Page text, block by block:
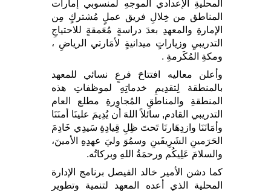
المحليةِ الإعدادي الموجهِ لمنسوبي إمارات
المناطق من خِلالِ فريق عملٍ مُشتركٍ مِن
الإمارةِ والمعهدِ بعدَ دراسةٍ مُعَمقةٍ للاحتياجِ
التدريبيِ وزياراتٍ ميدانيةٍ لأمَارتي الرياضِ ،
ومكةِ المُكَرمةِ .
وأعلن معاليه افتتاحَ فرعٍ نسائي للمعهد
بالمنطقة لِتقدِيمِ خدماتِهِ لموظفاتِ هذه
المنطقةِ والمناطقِ المُجاوِرةِ مطلع العام
التدريبي القادم, سائلاً اللهَ أن يُدِيمَ علينَا أمنَنَا
وأمَانَنَا وازدِهَارنَا تَحتَ ظِلِ قِيادِةِ سَيدِي خَادِمَ
الحَرَمينِ الشَرِيفَينِ وسمُوَ وليَ عهدِهِ الأمينَ،
والسلامَ عَلِيكُم ورحمَةُ اللهِ وبركاتُه.
كما دشن الأمير خالد الفيصل برنامج الإدارة
المحلية الذي أعده المعهد لتنمية وتطوير